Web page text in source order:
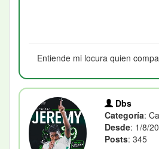
Entiende mi locura quien
Dbs
Categoría:
Desde: 1/8/
Posts: 345